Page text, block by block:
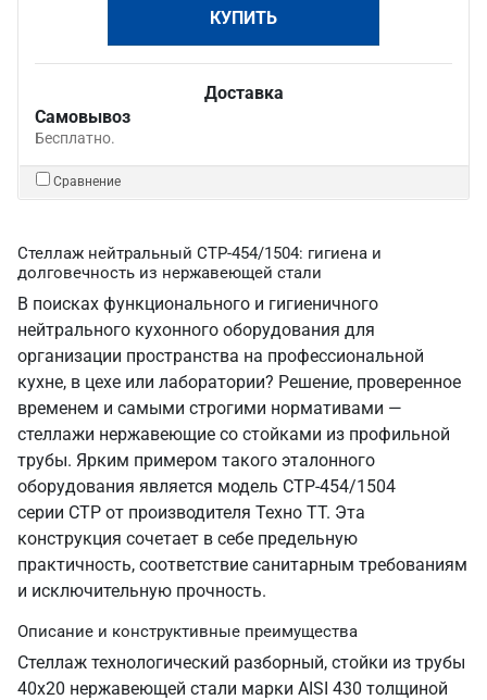
КУПИТЬ
Доставка
Самовывоз
Бесплатно.
Сравнение
Стеллаж нейтральный СТР-454/1504: гигиена и
долговечность из нержавеющей стали
В поисках функционального и гигиеничного
нейтрального кухонного оборудования для
организации пространства на профессиональной
кухне, в цехе или лаборатории? Решение, проверенное
временем и самыми строгими нормативами —
стеллажи нержавеющие со стойками из профильной
трубы. Ярким примером такого эталонного
оборудования является модель СТР-454/1504
серии СТР от производителя Техно ТТ. Эта
конструкция сочетает в себе предельную
практичность, соответствие санитарным требованиям
и исключительную прочность.
Описание и конструктивные преимущества
Стеллаж технологический разборный, стойки из трубы
40х20 нержавеющей стали марки AISI 430 толщиной